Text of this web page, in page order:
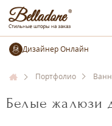
Портфолио
Белые жалюзи